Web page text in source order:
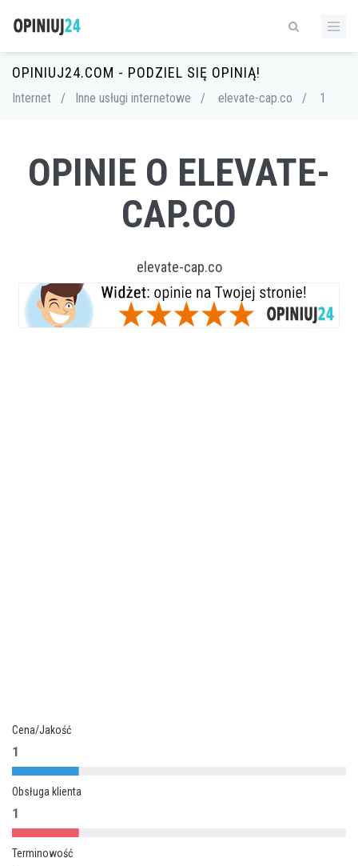
OPINIUJ24.COM - PODZIEL SIĘ OPINIĄ!
Internet / Inne usługi internetowe / elevate-cap.co / 1
OPINIE O ELEVATE-
CAP.CO
elevate-cap.co
Cena/Jakość
1
Obsługa klienta
1
Terminowość